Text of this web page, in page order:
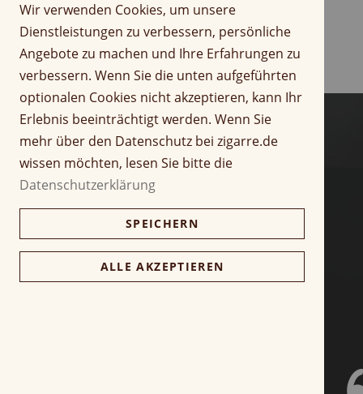
s
p
r
n
g
e
n
A
n
a
n
g
d
e
B
i
l
g
l
Wir verwenden Cookies, um unsere
Dienstleistungen zu verbessern, persönliche
Angebote zu machen und Ihre Erfahrungen zu
verbessern. Wenn Sie die unten aufgeführten
optionalen Cookies nicht akzeptieren, kann Ihr
Erlebnis beeinträchtigt werden. Wenn Sie
mehr über den Datenschutz bei zigarre.de
wissen möchten, lesen Sie bitte die
Datenschutzerklärung
SPEICHERN
ALLE AKZEPTIEREN